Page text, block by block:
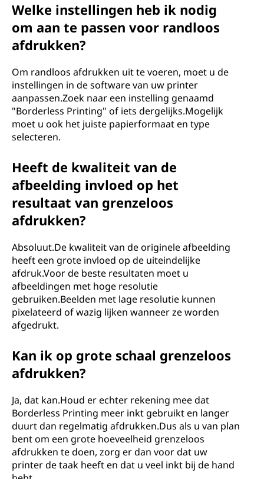
Welke instellingen heb ik nodig
om aan te passen voor randloos
afdrukken?
Om randloos afdrukken uit te voeren, moet u de
instellingen in de software van uw printer
aanpassen.Zoek naar een instelling genaamd
"Borderless Printing" of iets dergelijks.Mogelijk
moet u ook het juiste papierformaat en type
selecteren.
Heeft de kwaliteit van de
afbeelding invloed op het
resultaat van grenzeloos
afdrukken?
Absoluut.De kwaliteit van de originele afbeelding
heeft een grote invloed op de uiteindelijke
afdruk.Voor de beste resultaten moet u
afbeeldingen met hoge resolutie
gebruiken.Beelden met lage resolutie kunnen
pixelateerd of wazig lijken wanneer ze worden
afgedrukt.
Kan ik op grote schaal grenzeloos
afdrukken?
Ja, dat kan.Houd er echter rekening mee dat
Borderless Printing meer inkt gebruikt en langer
duurt dan regelmatig afdrukken.Dus als u van plan
bent om een ​​grote hoeveelheid grenzeloos
afdrukken te doen, zorg er dan voor dat uw
printer de taak heeft en dat u veel inkt bij de hand